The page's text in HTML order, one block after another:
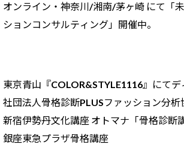
オンライン・神奈川/湘南/茅ヶ崎 にて「
ションコンサルティング」開催中。
東京青山『COLOR&STYLE1116』にて
社団法人骨格診断PLUSファッション分析
新宿伊勢丹文化講座 オトマナ「骨格診断
銀座東急プラザ骨格講座